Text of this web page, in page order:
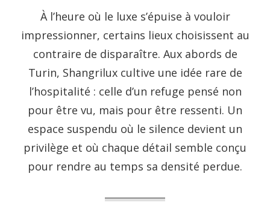
À l’heure où le luxe s’épuise à vouloir
impressionner, certains lieux choisissent au
contraire de disparaître. Aux abords de
Turin, Shangrilux cultive une idée rare de
l’hospitalité : celle d’un refuge pensé non
pour être vu, mais pour être ressenti. Un
espace suspendu où le silence devient un
privilège et où chaque détail semble conçu
pour rendre au temps sa densité perdue.